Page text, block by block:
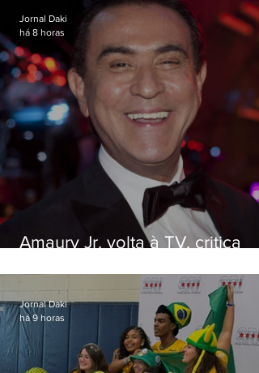
Amaury Jr. volta à TV, critica
viraram colunistas de si
Jornal Daki
há 8 horas
Jornal Daki
há 9 horas